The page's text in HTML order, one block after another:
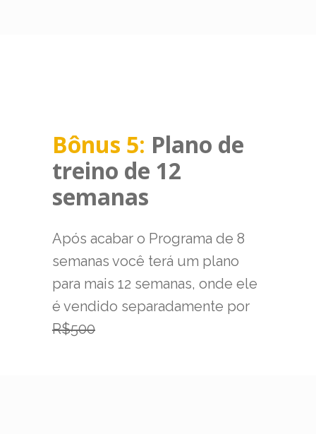
Bônus 5: Plano de
treino de 12
semanas
Após acabar o Programa de 8
semanas você terá um plano
para mais 12 semanas, onde ele
é vendido separadamente por
R$500